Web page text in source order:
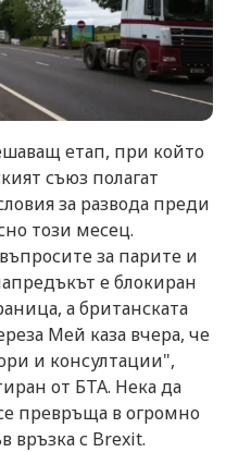
етап, при който
съюз полагат
за развода преди
този месец.
за парите и
е блокиран
а британската
Мей каза вчера, че
и консултации",
от БТА. Нека да
превръща в огромно
връзка с Brexit.